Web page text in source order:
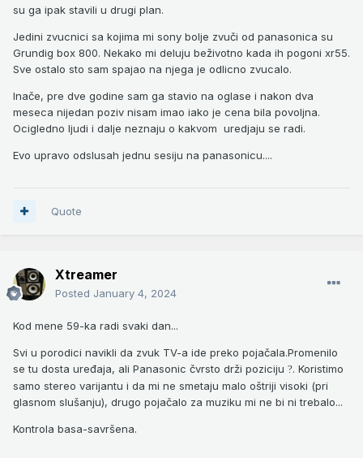
su ga ipak stavili u drugi plan.
Jedini zvucnici sa kojima mi sony bolje zvuči od panasonica su
Grundig box 800. Nekako mi deluju beživotno kada ih pogoni xr55.
Sve ostalo sto sam spajao na njega je odlicno zvucalo.
Inače, pre dve godine sam ga stavio na oglase i nakon dva
meseca nijedan poziv nisam imao iako je cena bila povoljna.
Ocigledno ljudi i dalje neznaju o kakvom uredjaju se radi.
Evo upravo odslusah jednu sesiju na panasonicu....
Quote
Xtreamer
Posted January 4, 2024
Kod mene 59-ka radi svaki dan...
Svi u porodici navikli da zvuk TV-a ide preko pojačala.Promenilo
se tu dosta uređaja, ali Panasonic čvrsto drži poziciju ?. Koristimo
samo stereo varijantu i da mi ne smetaju malo oštriji visoki (pri
glasnom slušanju), drugo pojačalo za muziku mi ne bi ni trebalo...
Kontrola basa-savršena.